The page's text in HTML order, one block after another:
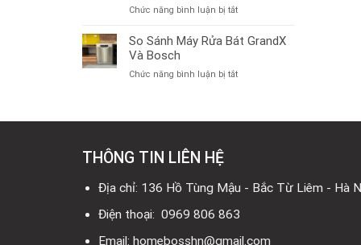
2026:
Nghệ
Hướng
Hiệu
Chức năng bình luận bị tắtở
sánh
Smooth
HS25-
540
So Sánh Máy Rửa Bát GrandX
Và Bosch
Chức năng bình luận bị tắtở
Bosch
THÔNG TIN LIÊN HỆ
Địa chỉ: 136 Hồ Tùng Mậu - Bắc Từ Liêm - Hà
Điện thoại: 0969 806 863
Email: homebosshn@gmail.com